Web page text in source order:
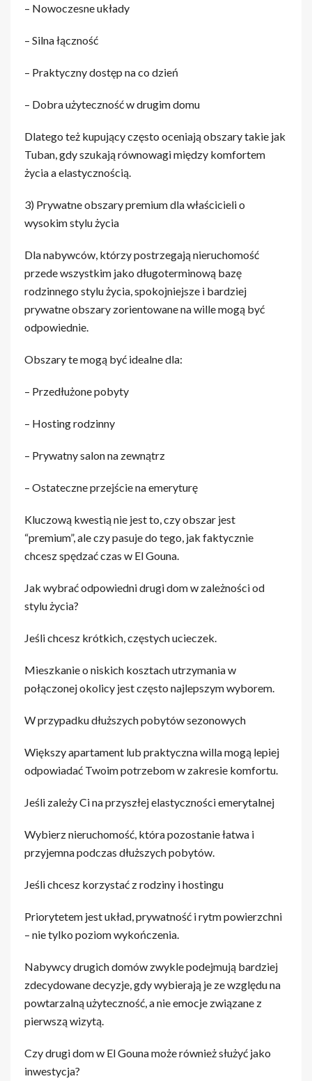
– Nowoczesne układy
– Silna łączność
– Praktyczny dostęp na co dzień
– Dobra użyteczność w drugim domu
Dlatego też kupujący często oceniają obszary takie jak
Tuban, gdy szukają równowagi między komfortem
życia a elastycznością.
3) Prywatne obszary premium dla właścicieli o
wysokim stylu życia
Dla nabywców, którzy postrzegają nieruchomość
przede wszystkim jako długoterminową bazę
rodzinnego stylu życia, spokojniejsze i bardziej
prywatne obszary zorientowane na wille mogą być
odpowiednie.
Obszary te mogą być idealne dla:
– Przedłużone pobyty
– Hosting rodzinny
– Prywatny salon na zewnątrz
– Ostateczne przejście na emeryturę
Kluczową kwestią nie jest to, czy obszar jest
“premium”, ale czy pasuje do tego, jak faktycznie
chcesz spędzać czas w El Gouna.
Jak wybrać odpowiedni drugi dom w zależności od
stylu życia?
Jeśli chcesz krótkich, częstych ucieczek.
Mieszkanie o niskich kosztach utrzymania w
połączonej okolicy jest często najlepszym wyborem.
W przypadku dłuższych pobytów sezonowych
Większy apartament lub praktyczna willa mogą lepiej
odpowiadać Twoim potrzebom w zakresie komfortu.
Jeśli zależy Ci na przyszłej elastyczności emerytalnej
Wybierz nieruchomość, która pozostanie łatwa i
przyjemna podczas dłuższych pobytów.
Jeśli chcesz korzystać z rodziny i hostingu
Priorytetem jest układ, prywatność i rytm powierzchni
– nie tylko poziom wykończenia.
Nabywcy drugich domów zwykle podejmują bardziej
zdecydowane decyzje, gdy wybierają je ze względu na
powtarzalną użyteczność, a nie emocje związane z
pierwszą wizytą.
Czy drugi dom w El Gouna może również służyć jako
inwestycja?